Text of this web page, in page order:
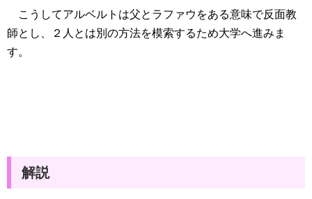
こうしてアルベルトは父とラファウをある意味で反面教
師とし、２人とは別の方法を模索するため大学へ進みま
す。
解説